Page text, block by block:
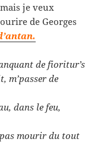
je veux
de Georges
de fioritur’s
m’passer de
dans le feu,
pas mourir du tout